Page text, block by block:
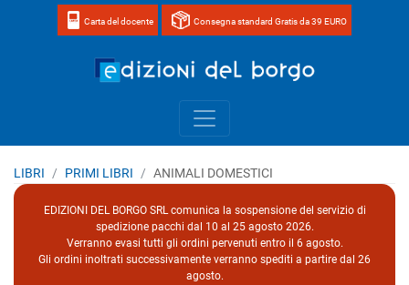
Carta del docente Consegna standard Gratis da 39 EURO
LIBRI PRIMI LIBRI ANIMALI DOMESTICI
EDIZIONI DEL BORGO SRL comunica la sospensione del servizio di
spedizione pacchi dal 10 al 25 agosto 2026.
Verranno evasi tutti gli ordini pervenuti entro il 6 agosto.
Gli ordini inoltrati successivamente verranno spediti a partire dal 26
agosto.